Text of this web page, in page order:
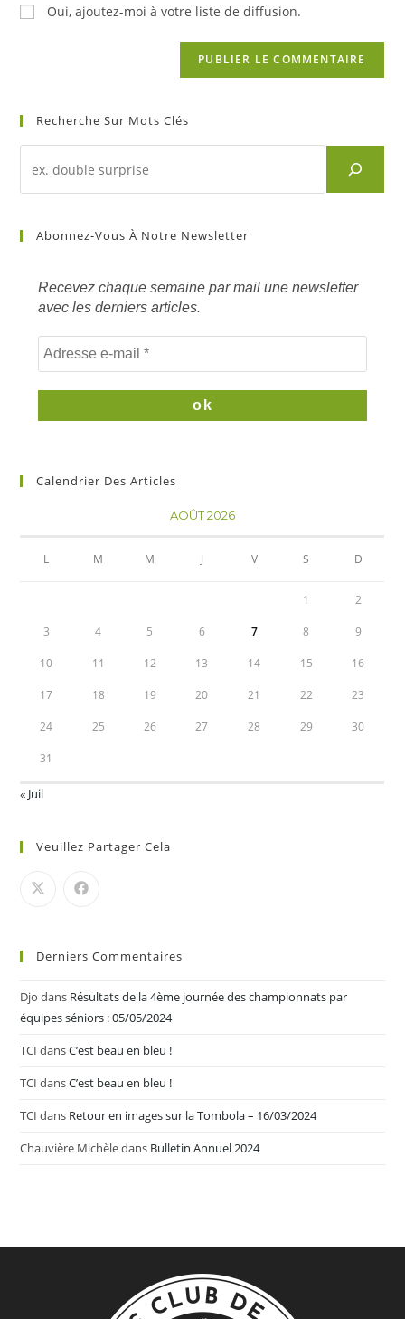
Oui, ajoutez-moi à votre liste de diffusion.
Recherche Sur Mots Clés
d'un
mots
Abonnez-Vous À Notre Newsletter
Recevez chaque semaine par mail une newsletter
avec les derniers articles.
Calendrier Des Articles
AOÛT 2026
L M M J V S D
1 2
3 4 5 6 7 8 9
10 11 12 13 14 15 16
17 18 19 20 21 22 23
24 25 26 27 28 29 30
31
« Juil
Veuillez Partager Cela
Derniers Commentaires
Djo dans Résultats de la 4ème journée des championnats par
équipes séniors : 05/05/2024
TCI dansC’est beau en bleu !
TCI dansC’est beau en bleu !
TCI dans Retour en images sur la Tombola – 16/03/2024
Chauvière Michèledans Bulletin Annuel 2024